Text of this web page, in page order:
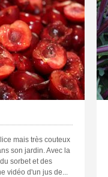
mais très couteux
son jardin. Avec la
sorbet et des
vidéo d'un jus de...